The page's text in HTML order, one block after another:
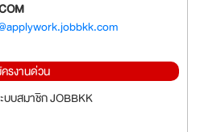
รงานด่วน
บบสมาชิก JOBBKK